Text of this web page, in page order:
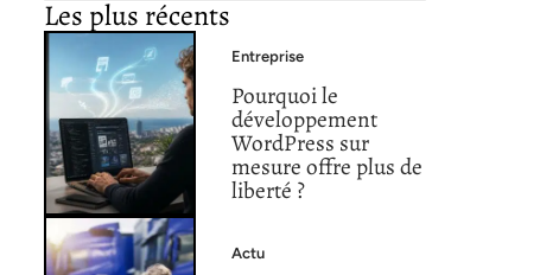
Les plus récents
Entreprise
Pourquoi le
développement
WordPress sur
mesure offre plus de
liberté ?
Actu